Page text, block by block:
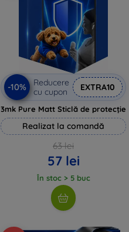
-10%
Reducere
cu cupon
EXTRA10
3mk Pure Matt Sticlă de protecție
Realizat la comandă
63 lei
57 lei
În stoc > 5 buc